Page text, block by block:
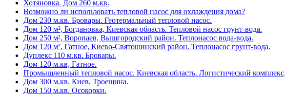
Хотяновка. Дом 260 м.кв.
Возможно ли использовать тепловой насос для охлаждения дома?
Дом 230 м.кв. Бровары. Геотермальный тепловой насос.
Дом 120 м², Богдановка, Киевская область. Тепловой насос грунт-вода.
Дом 250 м², Воропаев, Вышгородский район. Теплонасос вода-вода.
Дом 120 м², Гатное, Киево-Святошинский район. Теплонасос грунт-вода.
Дуплекс 110 м.кв. Бровары.
Дом 120 м.кв, Гатное.
Промышленный тепловой насос. Киевская область. Логистический
Дом 300 м.кв. Киев, Троещина.
Дом 150 м.кв. Осокорки.